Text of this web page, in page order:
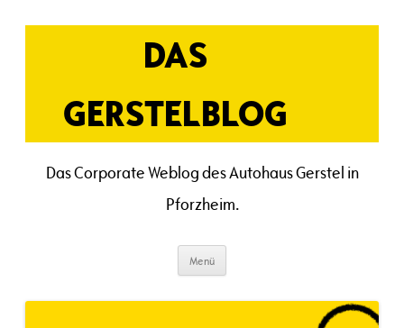
Inhalt
DAS
GERSTELBLOG
Das Corporate Weblog des Autohaus Gerstel in
Pforzheim.
Menü